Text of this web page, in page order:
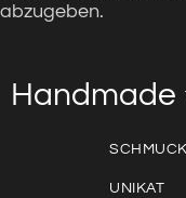
abzugeben.
Handmade
SCHMUCK
UNIKAT